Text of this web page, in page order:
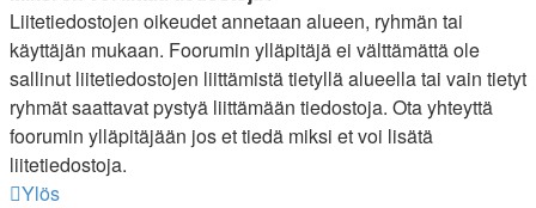
Liitetiedostojen oikeudet annetaan alueen, ryhmän tai
käyttäjän mukaan. Foorumin ylläpitäjä ei välttämättä ole
sallinut liitetiedostojen liittämistä tietyllä alueella tai vain tietyt
ryhmät saattavat pystyä liittämään tiedostoja. Ota yhteyttä
foorumin ylläpitäjään jos et tiedä miksi et voi lisätä
liitetiedostoja.
Ylös